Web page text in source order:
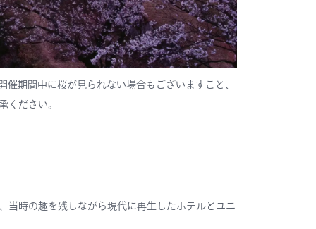
期間中に桜が見られない場合もございますこと、
ください。
当時の趣を残しながら現代に再生したホテルとユニ